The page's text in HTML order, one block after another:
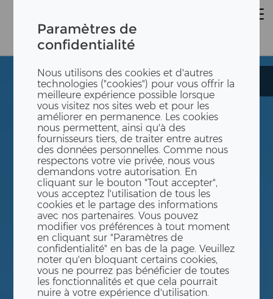
Paramètres de
confidentialité
Nous utilisons des cookies et d'autres
technologies ("cookies") pour vous offrir la
meilleure expérience possible lorsque
vous visitez nos sites web et pour les
améliorer en permanence. Les cookies
nous permettent, ainsi qu'à des
fournisseurs tiers, de traiter entre autres
des données personnelles. Comme nous
respectons votre vie privée, nous vous
demandons votre autorisation. En
cliquant sur le bouton "Tout accepter",
vous acceptez l'utilisation de tous les
cookies et le partage des informations
avec nos partenaires. Vous pouvez
modifier vos préférences à tout moment
en cliquant sur "Paramètres de
confidentialité" en bas de la page. Veuillez
noter qu'en bloquant certains cookies,
vous ne pourrez pas bénéficier de toutes
les fonctionnalités et que cela pourrait
nuire à votre expérience d'utilisation.
Areuse Celgene
Areuse Celgene